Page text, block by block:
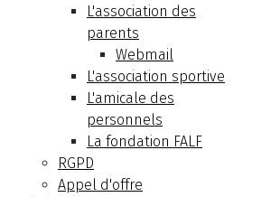
L'association des
parents
Webmail
L'association sportive
L'amicale des
personnels
La fondation FALF
RGPD
Appel d'offre